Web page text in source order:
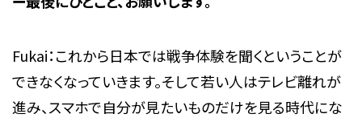
Fukai：これから日本では戦争体験を聞くということが
できなくなっていきます。そして若い人はテレビ離れが
進み、スマホで自分が見たいものだけを見る時代にな